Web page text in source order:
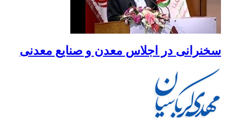
سخنرانی در اجلاس معدن و صنایع معدنی